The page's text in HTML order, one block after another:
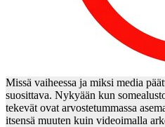
Missä vaiheessa ja miksi media
suosittava. Nykyään kun
tekevät ovat arvostetummassa
itsensä muuten kuin videoimalla